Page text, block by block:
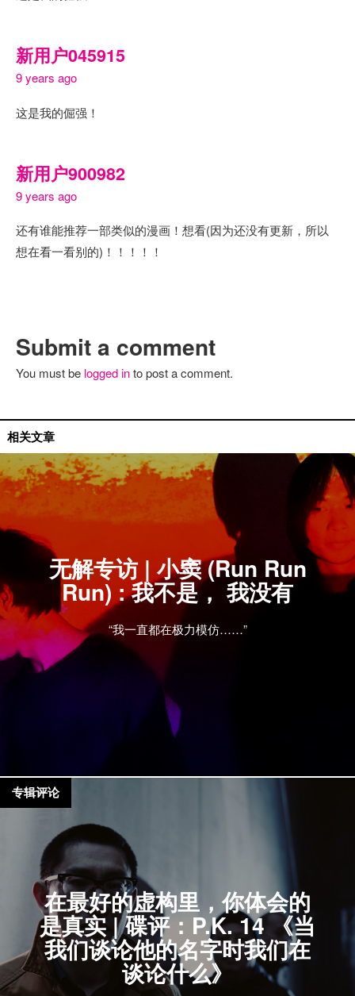
新用户045915
9 years ago
这是我的倔强！
新用户900982
9 years ago
还有谁能推荐一部类似的漫画！想看(因为还没有更新，所以
想在看一看别的)！！！！！
Submit a comment
You must be logged into post a comment.
相关文章
无解专访 | 小窦 (Run Run
Run) : 我不是， 我没有
“我一直都在极力模仿……”
国内艺人
在最好的虚构里，你体会的
是真实 | 碟评：P.K. 14 《当
我们谈论他的名字时我们在
谈论什么》
专辑评论